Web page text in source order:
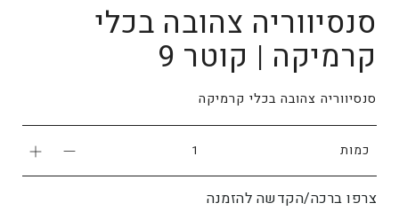
סנסיווריה צהובה בכלי
קרמיקה | קוטר 9
סנסיווריה צהובה בכלי קרמיקה
כמות
צרפו ברכה/הקדשה להזמנה